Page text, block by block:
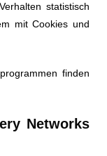
statistisch
mit Cookies und
finden
Networks